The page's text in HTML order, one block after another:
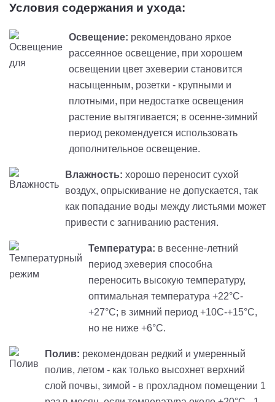
Условия содержания и ухода:
Освещение: рекомендовано яркое
рассеянное освещение, при хорошем
освещении цвет эхеверии становится
насыщенным, розетки - крупными и
плотными, при недостатке освещения
растение вытягивается; в осенне-зимний
период рекомендуется использовать
дополнительное освещение.
Влажность: хорошо переносит сухой
воздух, опрыскивание не допускается, так
как попадание воды между листьями может
привести с загниванию растения.
Температура: в весенне-летний
период эхеверия способна
переносить высокую температуру,
оптимальная температура +22°С-
+27°С; в зимний период +10С-+15°С,
но не ниже +6°С.
Полив: рекомендован редкий и умеренный
полив, летом - как только высохнет верхний
слой почвы, зимой - в прохладном помещении 1